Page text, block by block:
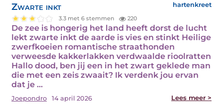
Zwarte inkt hartenkreet
3.3 met 6 stemmen 220
De zee is hongerig het land heeft dorst de lucht
lekt zwarte inkt de aarde is vies en stinkt Heilige
zwerfkoeien romantische straathonden
verweesde kakkerlakken verdwaalde rioolratten
Hallo dood, ben jij een in het zwart geklede man
die met een zeis zwaait? Ik verdenk jou ervan
dat je ...
Joepondro 14 april 2026 Lees meer >